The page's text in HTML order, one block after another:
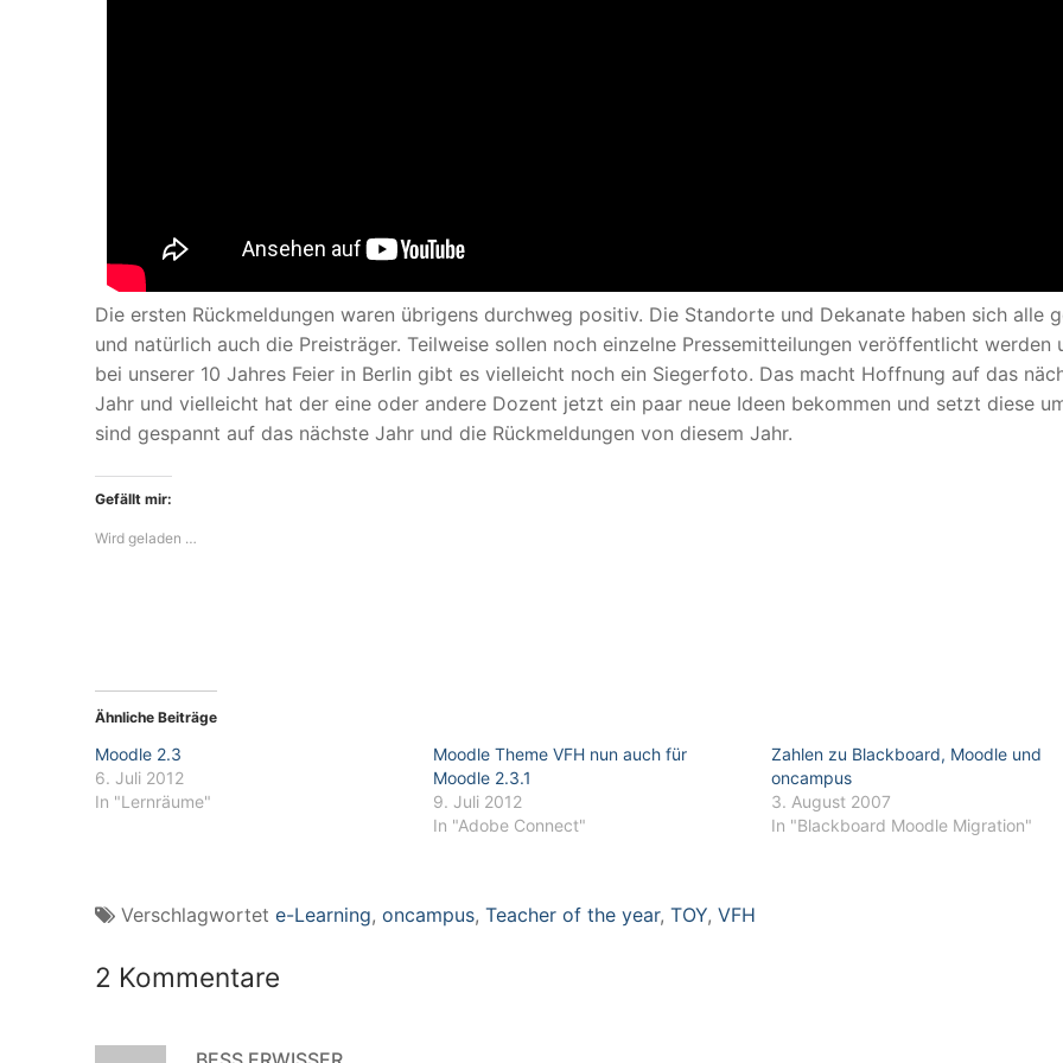
Die ersten Rückmeldungen waren übrigens durchweg positiv. Die Standorte und Dekanate haben sich alle
und natürlich auch die Preisträger. Teilweise sollen noch einzelne Pressemitteilungen veröffentlicht werden
bei unserer 10 Jahres Feier in Berlin gibt es vielleicht noch ein Siegerfoto. Das macht Hoffnung auf das
Jahr und vielleicht hat der eine oder andere Dozent jetzt ein paar neue Ideen bekommen und setzt diese
sind gespannt auf das nächste Jahr und die Rückmeldungen von diesem Jahr.
Gefällt mir:
Wird geladen …
Ähnliche Beiträge
Moodle 2.3
6. Juli 2012
In "Lernräume"
Moodle Theme VFH nun auch für
Moodle 2.3.1
9. Juli 2012
In "Adobe Connect"
Zahlen zu Blackboard, Moodle und
oncampus
3. August 2007
In "Blackboard Moodle Migration"
Verschlagwortet e-Learning, oncampus, Teacher of the year, TOY, VFH
2 Kommentare